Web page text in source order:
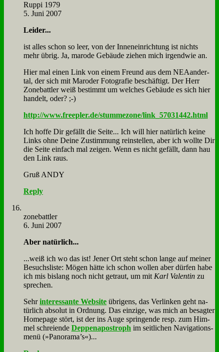
Rup­pi 1979
5. Juni 2007
Lei­der...
ist al­les schon so leer, von der In­nen­ein­rich­tung ist nichts
mehr üb­rig. Ja, ma­ro­de Ge­bäu­de zie­hen mich ir­gend­wie an.
Hier mal ei­nen Link von ei­nem Freund aus dem NEA­an­der­
tal, der sich mit Ma­ro­der Fo­to­gra­fie be­schäf­tigt. Der Herr
Zone­batt­ler weiß be­stimmt um wel­ches Ge­bäu­de es sich hier
han­delt, oder? ;-)
http://www.freepler.de/stummezone/link_57031442.html
Ich hof­fe Dir ge­fällt die Sei­te... Ich will hier na­tür­lich kei­ne
Links oh­ne Dei­ne Zu­stim­mung rein­stel­len, aber ich woll­te Dir
die Sei­te ein­fach mal zei­gen. Wenn es nicht ge­fällt, dann hau
den Link raus.
Gruß ANDY
Reply
zone­batt­ler
6. Juni 2007
Aber na­tür­lich...
...weiß ich wo das ist! Je­ner Ort steht schon lan­ge auf mei­ner
Be­suchs­li­ste: Mö­gen hät­te ich schon wol­len aber dür­fen ha­be
ich mis bis­lang noch nicht ge­traut, um mit Karl Va­len­tin zu
spre­chen.
Sehrin­ter­es­san­te Web­site üb­ri­gens, das Ver­lin­ken geht na­
tür­lich ab­so­lut in Ord­nung. Das ein­zi­ge, was mich an be­sag­ter
Home­page stört, ist der ins Au­ge sprin­gen­de resp. zum Him­
mel schrei­en­de Dep­pen­apo­stroph im seit­li­chen Na­vi­ga­ti­ons­
me­nü (»Panorama’s«)...